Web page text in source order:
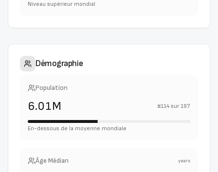
Niveau supérieur mondial
Démographie
Population
6.01M #114 sur 197
En-dessous de la moyenne mondiale
Âge Médian years